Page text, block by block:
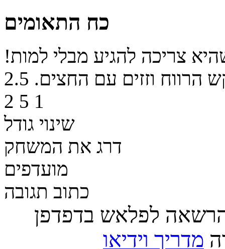
כח התאומים
צריכה להגיע מבלי למות!
הרווח וזזים עם החצים. 2.5
2 5 1
שינוי גודל
דרג את המשחק
מועדפים
כתוב תגובה
לפלאש בדפדפן
מדריך וידיאו